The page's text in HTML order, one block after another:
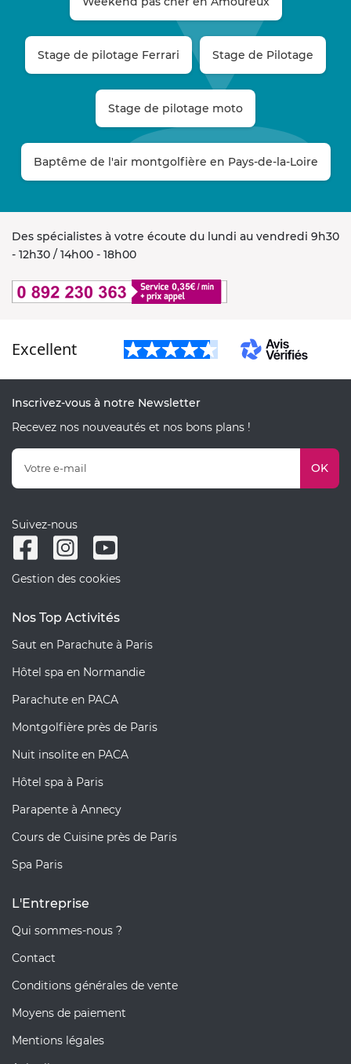
Stage de pilotage Ferrari Stage de Pilotage
Stage de pilotage moto
Baptême de l'air montgolfière en Pays-de-la-Loire
Des spécialistes à votre écoute du lundi au vendredi 9h30
- 12h30 / 14h00 - 18h00
Excellent
Inscrivez-vous à notre Newsletter
Recevez nos nouveautés et nos bons plans !
OK
Suivez-nous
Gestion des cookies
Nos Top Activités
Saut en Parachute à Paris
Hôtel spa en Normandie
Parachute en PACA
Montgolfière près de Paris
Nuit insolite en PACA
Hôtel spa à Paris
Parapente à Annecy
Cours de Cuisine près de Paris
Spa Paris
L'Entreprise
Qui sommes-nous ?
Contact
Conditions générales de vente
Moyens de paiement
Mentions légales